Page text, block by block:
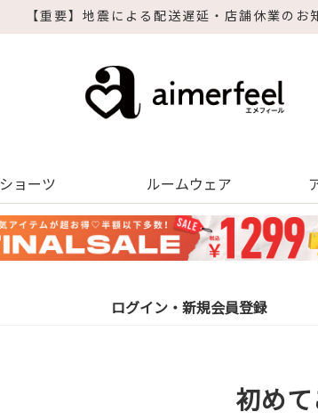
【重要】地震による配送遅延・店舗休業のお
ショーツ ルームウェア
ログイン・新規会員登録
初め